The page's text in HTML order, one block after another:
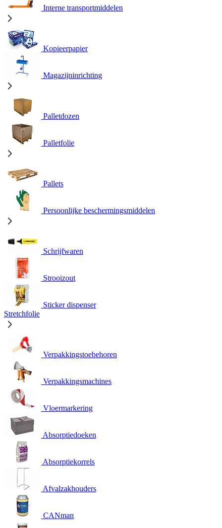
Interne transportmiddelen
Kopieerpapier
Magazijninrichting
Palletdozen
Palletfolie
Pallets
Persoonlijke beschermingsmiddelen
Schrijfwaren
Strooizout
Sticker dispenser
Stretchfolie
Verpakkingstoebehoren
Verpakkingsmachines
Vloermarkering
Absorptiedoeken
Absorptiekorrels
Afvalzakhouders
CANman